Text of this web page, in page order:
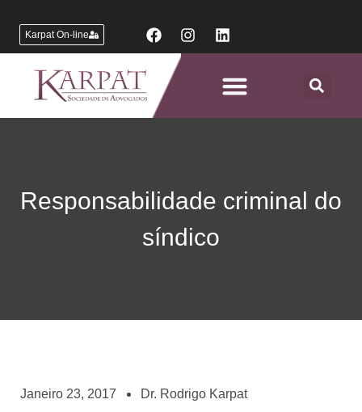
Karpat On-line
Responsabilidade criminal do
síndico
Janeiro 23, 2017 Dr. Rodrigo Karpat